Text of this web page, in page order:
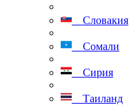
Словакия
Сомали
Сирия
Таиланд